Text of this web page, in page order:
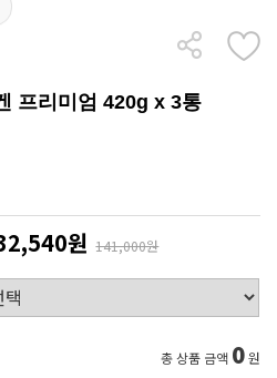
프리미엄 420g x 3통
원 141,000원
총 상품 금액 0원